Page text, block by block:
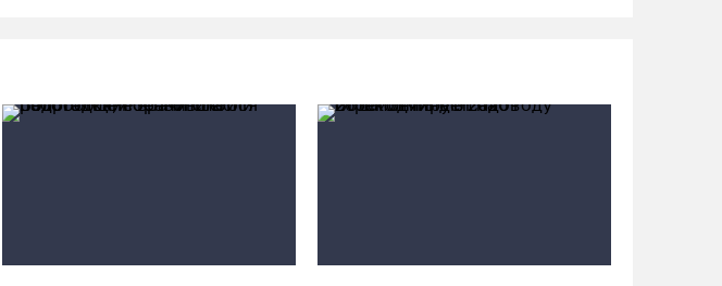
В заречной части Вологды открылся новый